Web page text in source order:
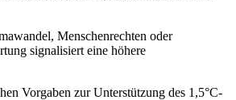
Menschenrechten oder
signalisiert eine höhere
Vorgaben zur Unterstützung des 1,5°C-